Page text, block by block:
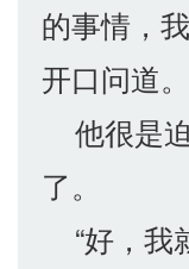
的事情，
开口问道。
他很是
了。
“好，我